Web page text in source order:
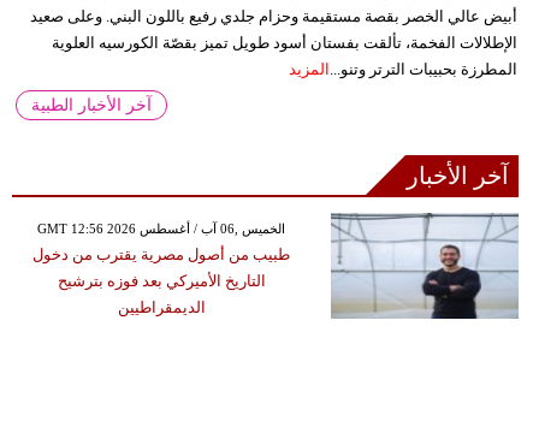
أبيض عالي الخصر بقصة مستقيمة وحزام جلدي رفيع باللون البني. وعلى صعيد
الإطلالات الفخمة، تألقت بفستان أسود طويل تميز بقصّة الكورسيه العلوية
المطرزة بحبيبات الترتر وتنو... المزيد
آخر الأخبار الطبية
آخر الأخبار
GMT 12:56 2026 الخميس ,06 آب / أغسطس
طبيب من أصول مصرية يقترب من دخول
التاريخ الأميركي بعد فوزه بترشيح
الديمقراطيين